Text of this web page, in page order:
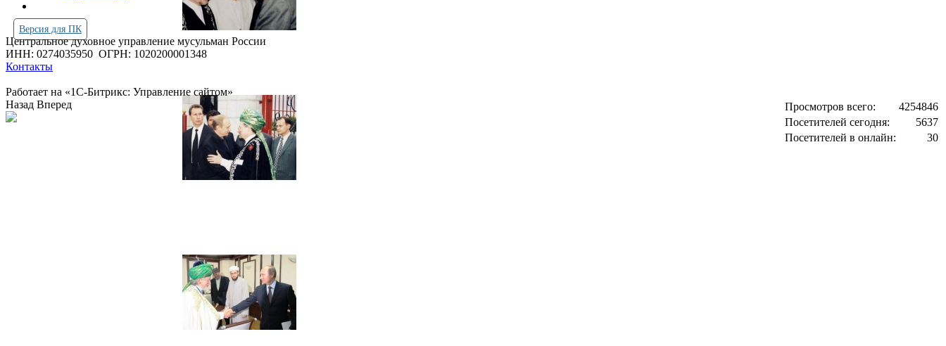
Версия для ПК
Центральное духовное управление мусульман России
ИНН: 0274035950 ОГРН: 1020200001348
Контакты
Работает на «1С-Битрикс: Управление сайтом»
Просмотров всего:
4254846
Посетителей сегодня:
5637
Посетителей в онлайн:
30
Назад Вперед